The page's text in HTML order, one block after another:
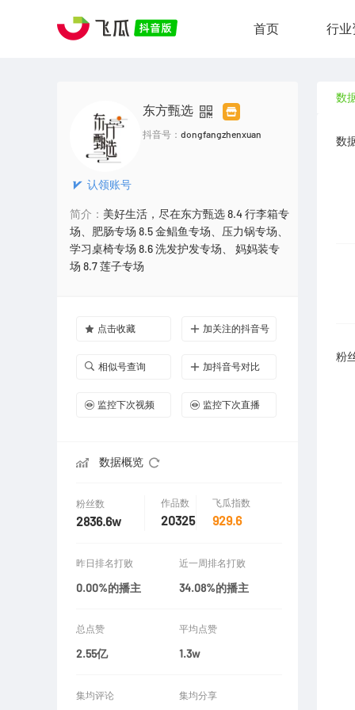
首页 行业
认领账号
东方甄选
抖音号： dongfangzhenxuan
简介： 美好生活，尽在东方甄选 8.4 行李箱专
场、肥肠专场 8.5 金鲳鱼专场、压力锅专场、
学习桌椅专场 8.6 洗发护发专场、 妈妈装专
场 8.7 莲子专场
点击收藏 加关注的抖音号
相似号查询 加抖音号对比
监控下次视频 监控下次直播
数据概览
粉丝数
2836.6w
作品数
20325
飞瓜指数
929.6
昨日排名打败
0.00%的播主
近一周排名打败
34.08%的播主
总点赞
2.55亿
平均点赞
1.3w
集均评论 集均分享
数
数
粉